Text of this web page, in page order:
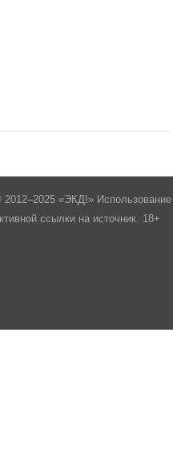
2012–2025 «ЭКД!»
ссылки на источник. 18+